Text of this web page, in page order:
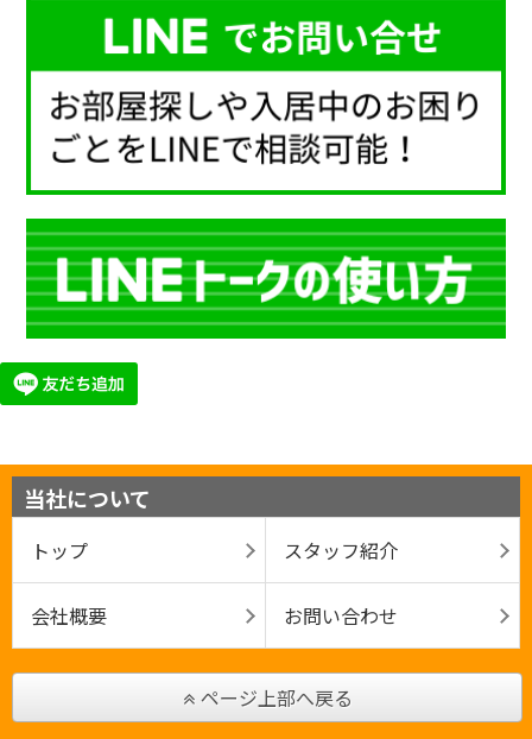
当社について
トップ スタッフ紹介
会社概要 お問い合わせ
ページ上部へ戻る